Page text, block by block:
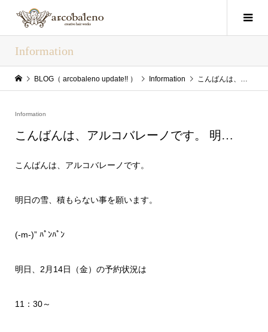
Information
BLOG（ arcobaleno update!! ） Information こんばんは、アルコバレーノです。 明…
Information
こんばんは、アルコバレーノです。 明…
こんばんは、アルコバレーノです。
明日の雪、積もらない事を願います。
(-m-)” ﾊﾟﾝﾊﾟﾝ
明日、2月14日（金）の予約状況は
11：30～